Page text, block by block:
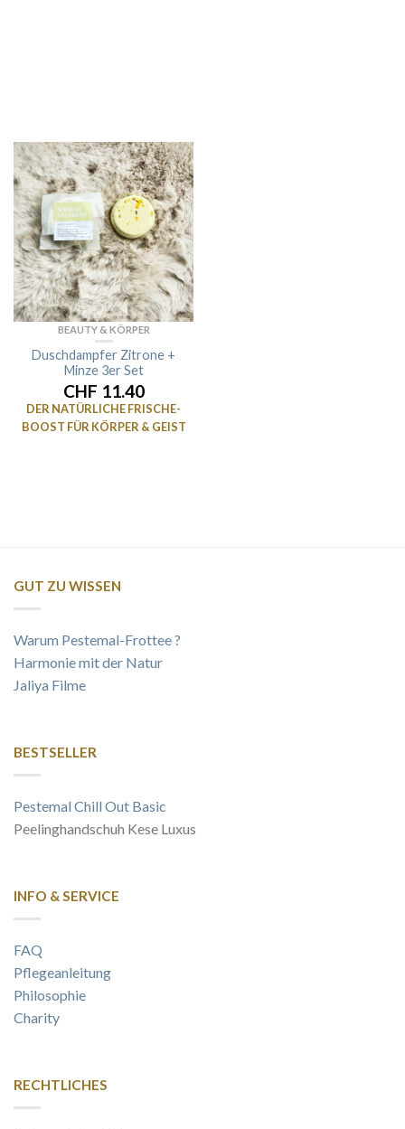
BEAUTY & KÖRPER
Duschdampfer Zitrone +
Minze 3er Set
CHF 11.40
DER NATÜRLICHE FRISCHE-
BOOST FÜR KÖRPER & GEIST
GUT ZU WISSEN
Warum Pestemal-Frottee ?
Harmonie mit der Natur
Jaliya Filme
BESTSELLER
Pestemal Chill Out Basic
Peelinghandschuh Kese Luxus
INFO & SERVICE
FAQ
Pflegeanleitung
Philosophie
Charity
RECHTLICHES